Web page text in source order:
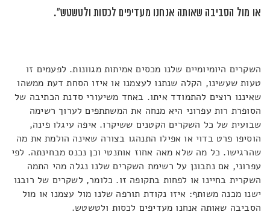
או מול הסביבה שאותה אנחנו מעדיפים לכסות ולטשטש".
השקרים היומיומיים שלנו מכסים אמיתות מגוונות. לפעמים זו
טעות שעשינו, הקלה שנתנו לעצמנו או איזו הסחת דעת ממשהו
שאיננו רוצים להתמודד איתו. באחד משיעורי סדנת הכתיבה של
הסופרת רות עפרוני היא מנחה את המשתתפים לערוך רשימה
שבועית של כל השקרים הקטנים ששיקרו. איפה עיגלו פינה,
הוסיפו פרט בדוי או אפילו התנהגו בצורה שאינה הולמת את מה
שהרגישו. כל מה שלא מאה אחוז אותנטי וכן נכנס מבחינתה. לפי
עפרוני, אם נתבונן על רשימת השקרים שלנו נגלה מהי התמה
השקרית בחיינו או לפחות בתקופה זו. כלומר, לשקרים של רובנו
ישנו מכנה משותף: איזו נקודת תורפה שלנו מול עצמנו או מול
הסביבה שאותה אנחנו מעדיפים לכסות ולטשטש.